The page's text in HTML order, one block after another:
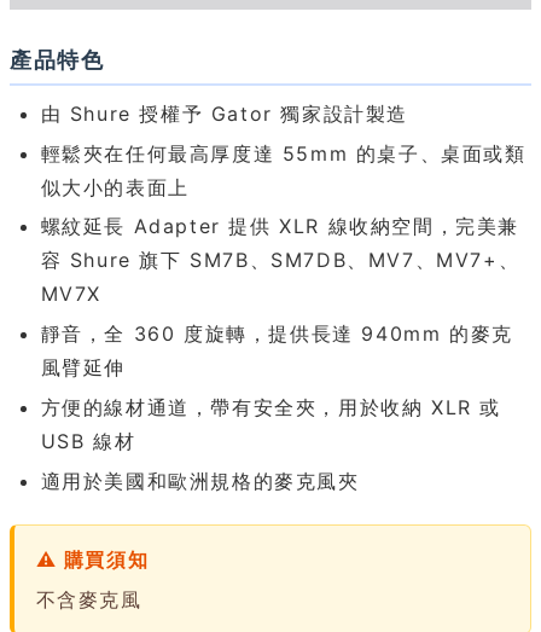
產品特色
由 Shure 授權予 Gator 獨家設計製造
輕鬆夾在任何最高厚度達 55mm 的桌子、桌面或類
似大小的表面上
螺紋延長 Adapter 提供 XLR 線收納空間，完美兼
容 Shure 旗下 SM7B、SM7DB、MV7、MV7+、
MV7X
靜音，全 360 度旋轉，提供長達 940mm 的麥克
風臂延伸
方便的線材通道，帶有安全夾，用於收納 XLR 或
USB 線材
適用於美國和歐洲規格的麥克風夾
⚠ 購買須知
不含麥克風